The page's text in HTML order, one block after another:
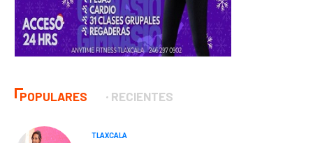
POPULARES RECIENTES
TLAXCALA